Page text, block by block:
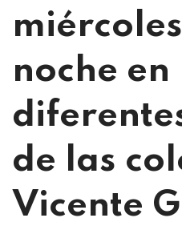
noche en
de las
Vicente